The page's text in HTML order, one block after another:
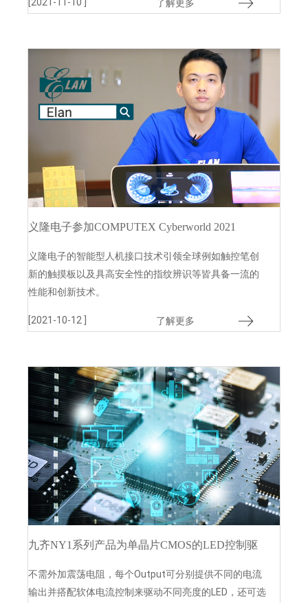
了解更多
义隆电子参加COMPUTEX Cyberworld 2021
义隆电子的智能型人机接口技术引领全球例如触控笔创
新的触摸板以及具高安全性的指纹辨识等皆具备一流的
性能和创新技术。
了解更多
[2021-10-12 ]
九齐NY1系列产品为单晶片CMOS的LED控制驱
不需外加震荡电阻，每个Output可分别提供不同的电流
输出并搭配软体电流控制来驱动不同亮度的LED，还可选